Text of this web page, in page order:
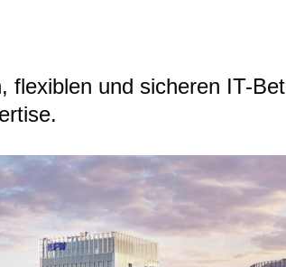
flexiblen und sicheren IT-